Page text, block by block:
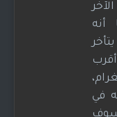
أنه
في
سوف